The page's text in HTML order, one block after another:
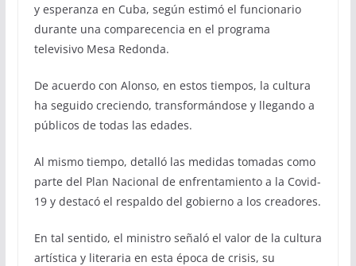
y esperanza en Cuba, según estimó el funcionario
durante una comparecencia en el programa
televisivo Mesa Redonda.
De acuerdo con Alonso, en estos tiempos, la cultura
ha seguido creciendo, transformándose y llegando a
públicos de todas las edades.
Al mismo tiempo, detalló las medidas tomadas como
parte del Plan Nacional de enfrentamiento a la Covid-
19 y destacó el respaldo del gobierno a los creadores.
En tal sentido, el ministro señaló el valor de la cultura
artística y literaria en esta época de crisis, su